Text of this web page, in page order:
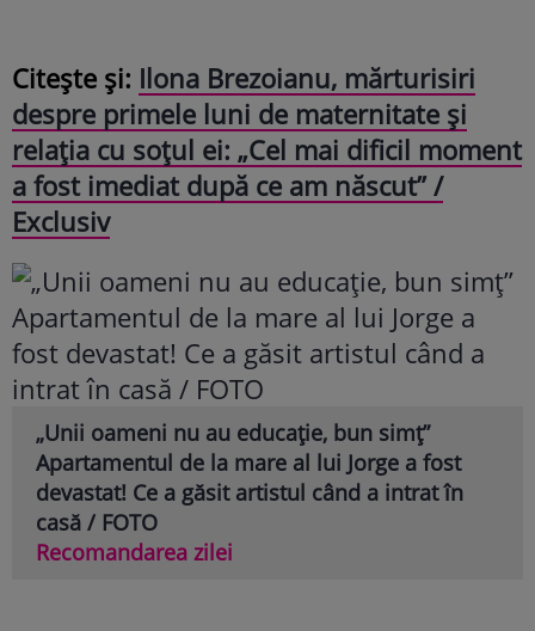
Citește și: Ilona Brezoianu, mărturisiri
despre primele luni de maternitate și
relația cu soțul ei: „Cel mai dificil moment
a fost imediat după ce am născut” /
Exclusiv
„Unii oameni nu au educație, bun simț”
Apartamentul de la mare al lui Jorge a fost
devastat! Ce a găsit artistul când a intrat în
casă / FOTO
Recomandarea zilei